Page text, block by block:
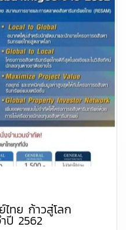
ทย ก้าวสู่โลก
ปี 2562